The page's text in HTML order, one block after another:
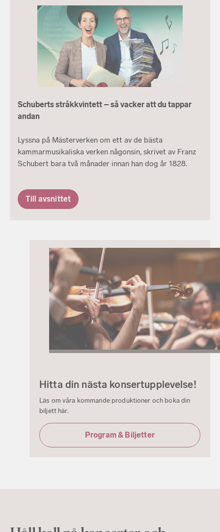
Schuberts stråkkvintett – så vacker att du tappar
andan
Lyssna på Mästerverken om ett av de bästa
kammarmusikaliska verken någonsin, skrivet av Franz
Schubert bara två månader innan han dog år 1828.
Till avsnittet
Hitta din nästa konsertupplevelse!
Läs om våra kommande produktioner och boka din
biljett här.
Program & Biljetter